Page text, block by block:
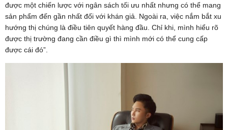
được một chiến lược với ngân sách tối ưu nhất nhưng có thể mang
sản phẩm đến gần nhất đối với khán giả. Ngoài ra, việc nắm bắt xu
hướng thị chúng là điều tiên quyết hàng đầu. Chỉ khi, mình hiểu rõ
được thị trường đang cần điều gì thì mình mới có thể cung cấp
được cái đó”.